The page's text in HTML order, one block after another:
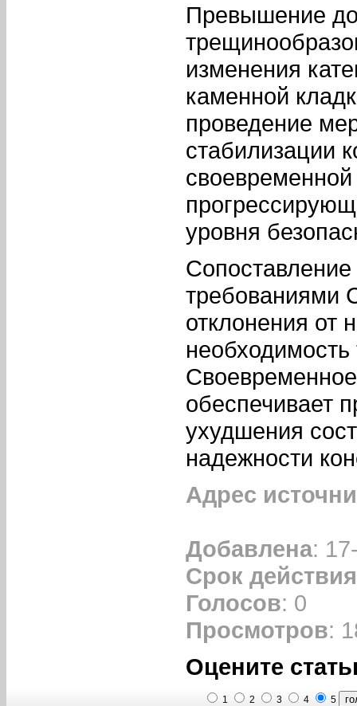
Превышение
изменения
каменной
проведение
стабилизации
своевременной
уровня
требованиями
отклонения от
обеспечивает
ухудшения
надежности
Адрес
Добавлена:
Срок действия
Голосов: 0
Просмотров:
Оцените
1 2 3 4 5